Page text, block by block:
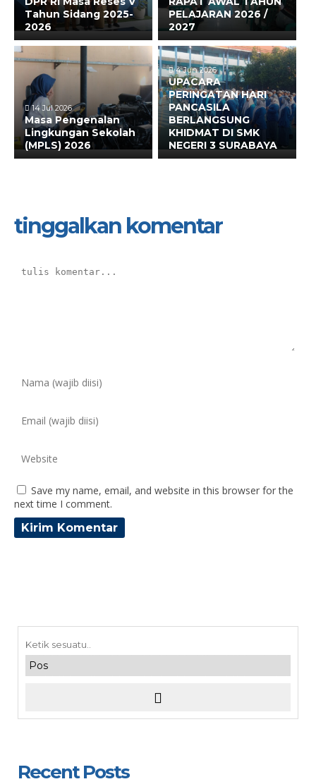
Tahun Sidang 2025-
2026
PELAJARAN 2026 /
2027
14 Jul 2026
Masa Pengenalan
Lingkungan Sekolah
(MPLS) 2026
4 Jun 2026
UPACARA
PERINGATAN HARI
PANCASILA
BERLANGSUNG
KHIDMAT DI SMK
NEGERI 3 SURABAYA
tinggalkan komentar
Save my name, email, and website in this browser for the
next time I comment.
Recent Posts